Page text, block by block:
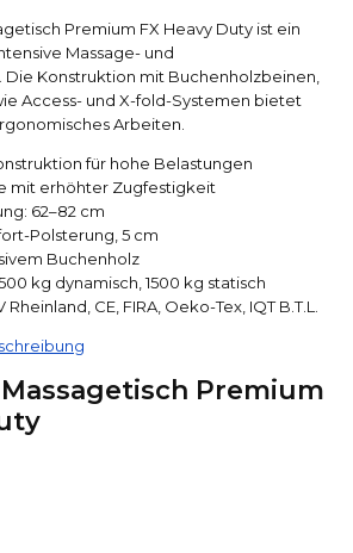
Premium FX Heavy Duty ist ein
Massage- und
Die Konstruktion mit Buchenholzbeinen,
Access- und X-fold-Systemen bietet
Arbeiten.
für hohe Belastungen
mit erhöhter Zugfestigkeit
62–82 cm
Polsterung, 5 cm
Buchenholz
kg dynamisch, 1500 kg statisch
CE, FIRA, Oeko-Tex, IQT B.T.L.
Premium